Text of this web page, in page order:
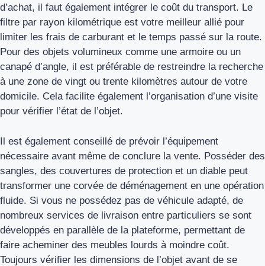
d’achat, il faut également intégrer le coût du transport. Le
filtre par rayon kilométrique est votre meilleur allié pour
limiter les frais de carburant et le temps passé sur la route.
Pour des objets volumineux comme une armoire ou un
canapé d’angle, il est préférable de restreindre la recherche
à une zone de vingt ou trente kilomètres autour de votre
domicile. Cela facilite également l’organisation d’une visite
pour vérifier l’état de l’objet.
Il est également conseillé de prévoir l’équipement
nécessaire avant même de conclure la vente. Posséder des
sangles, des couvertures de protection et un diable peut
transformer une corvée de déménagement en une opération
fluide. Si vous ne possédez pas de véhicule adapté, de
nombreux services de livraison entre particuliers se sont
développés en parallèle de la plateforme, permettant de
faire acheminer des meubles lourds à moindre coût.
Toujours vérifier les dimensions de l’objet avant de se